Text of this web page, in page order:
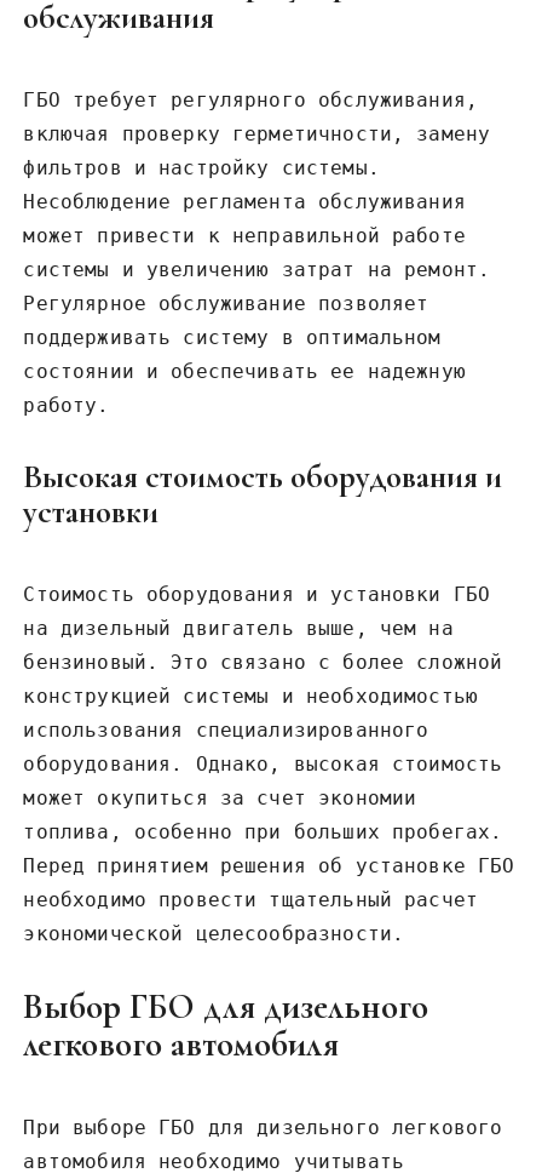
обслуживания
ГБО требует регулярного обслуживания,
включая проверку герметичности, замену
фильтров и настройку системы.
Несоблюдение регламента обслуживания
может привести к неправильной работе
системы и увеличению затрат на ремонт.
Регулярное обслуживание позволяет
поддерживать систему в оптимальном
состоянии и обеспечивать ее надежную
работу.
Высокая стоимость оборудования и
установки
Стоимость оборудования и установки ГБО
на дизельный двигатель выше, чем на
бензиновый. Это связано с более сложной
конструкцией системы и необходимостью
использования специализированного
оборудования. Однако, высокая стоимость
может окупиться за счет экономии
топлива, особенно при больших пробегах.
Перед принятием решения об установке ГБО
необходимо провести тщательный расчет
экономической целесообразности.
Выбор ГБО для дизельного
легкового автомобиля
При выборе ГБО для дизельного легкового
автомобиля необходимо учитывать